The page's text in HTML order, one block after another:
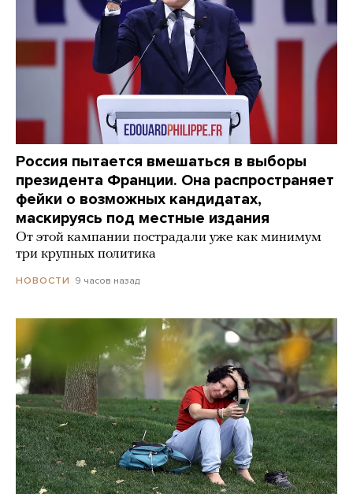
Россия пытается вмешаться в выборы
президента Франции. Она распространяет
фейки о возможных кандидатах,
маскируясь под местные издания
От этой кампании пострадали уже как минимум
три крупных политика
НОВОСТИ 9 часов назад